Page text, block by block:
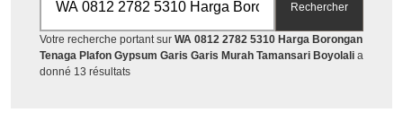
Rechercher
Votre recherche portant sur WA 0812 2782 5310 Harga Borongan
Tenaga Plafon Gypsum Garis Garis Murah Tamansari Boyolali a
donné 13 résultatsAccéder aux résultats